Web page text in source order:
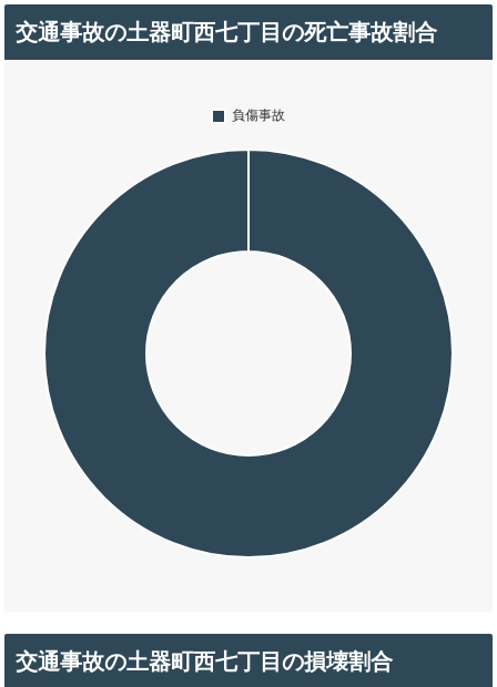
交通事故の土器町西七丁目の死亡事故割合
交通事故の土器町西七丁目の損壊割合